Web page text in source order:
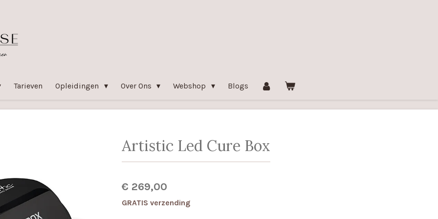
Tarieven Opleidingen Over Ons Webshop Blogs
Artistic Led Cure Box
€ 269,00
GRATIS verzending